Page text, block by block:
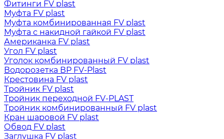
Фитинги FV plast
Муфта FV plast
Муфта комбинированная FV plast
Муфта с накидной гайкой FV plast
Американка FV plast
Угол FV plast
Уголок комбинированный FV plast
Водорозетка ВР FV-Plast
Крестовина FV plast
Тройник FV plast
Тройник переходной FV-PLAST
Тройник комбинированный FV plast
Кран шаровой FV plast
Обвод FV plast
Заглушка FV plast